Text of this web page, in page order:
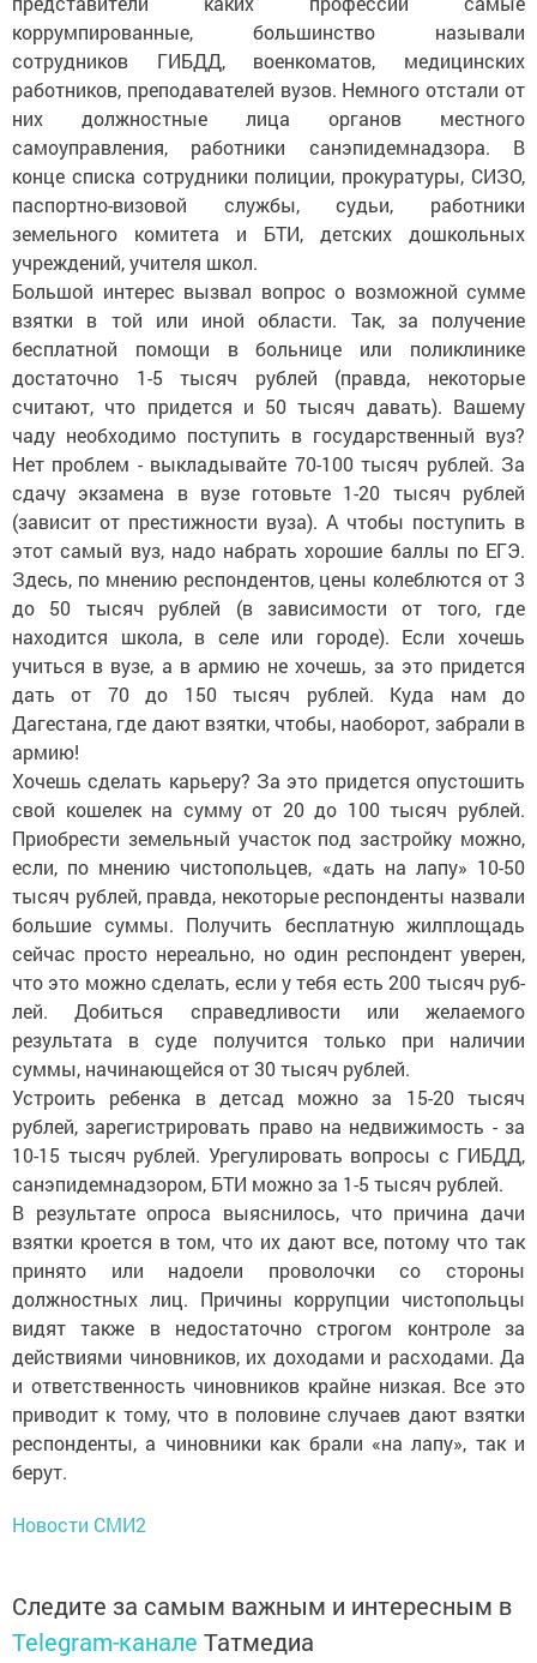
коррумпированные, большинство называли
сотрудников ГИБДД, военкоматов, медицинских
работников, преподавателей вузов. Немного отстали от
них должностные лица органов местного
самоуправления, работники санэпидемнадзора. В
конце списка сотрудники полиции, прокуратуры, СИЗО,
паспортно-визовой службы, судьи, работники
земельного комитета и БТИ, детских дошкольных
учреждений, учителя школ.
Большой интерес вызвал вопрос о возможной сумме
взятки в той или иной области. Так, за получение
бесплатной помощи в больнице или поликлинике
достаточно 1-5 тысяч руб­лей (правда, некоторые
считают, что придется и 50 тысяч давать). Вашему
чаду необходимо поступить в государственный вуз?
Нет проблем - выкладывайте 70-100 тысяч рублей. За
сдачу экзамена в вузе готовьте 1-20 тысяч рублей
(зависит от престижности вуза). А чтобы поступить в
этот самый вуз, надо набрать хорошие баллы по ЕГЭ.
Здесь, по мнению респондентов, цены колеб­лются от 3
до 50 тысяч рублей (в зависимости от того, где
находится школа, в селе или городе). Если хочешь
учиться в вузе, а в армию не хочешь, за это придется
дать от 70 до 150 тысяч рублей. Куда нам до
Дагестана, где дают взятки, чтобы, наоборот, забрали в
армию!
Хочешь сделать карьеру? За это придется опустошить
свой кошелек на сумму от 20 до 100 тысяч руб­лей.
Приобрести земельный участок под застройку можно,
если, по мнению чистопольцев, «дать на лапу» 10-50
тысяч рублей, правда, некоторые респонденты назвали
большие суммы. Получить бесплатную жилплощадь
сейчас просто нереально, но один респондент уверен,
что это можно сделать, если у тебя есть 200 тысяч руб­
лей. Добиться справедливости или желаемого
результата в суде получится только при наличии
суммы, начинающейся от 30 тысяч рублей.
Устроить ребенка в детсад можно за 15-20 тысяч
рублей, зарегистрировать право на недвижимость - за
10-15 тысяч рублей. Урегулировать вопросы с ГИБДД,
санэпидемнадзором, БТИ можно за 1-5 тысяч рублей.
В результате опроса выяснилось, что причина дачи
взятки кроется в том, что их дают все, потому что так
принято или надоели проволочки со стороны
должностных лиц. Причины коррупции чистопольцы
видят также в недостаточно строгом контроле за
действиями чиновников, их доходами и расходами. Да
и ответственность чиновников крайне низкая. Все это
приводит к тому, что в половине случаев дают взятки
респонденты, а чиновники как брали «на лапу», так и
берут.
Новости СМИ2
Следите за самым важным и интересным в
Telegram-канале Татмедиа